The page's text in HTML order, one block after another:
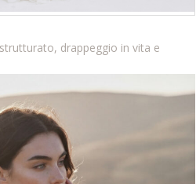
drappeggio in vita e